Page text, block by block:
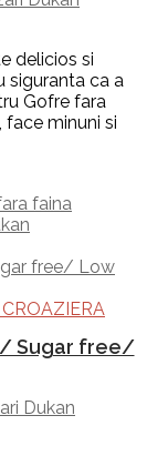
delicios si
siguranta ca a
Gofre fara
face minuni si
faina
Sugar free/
Dukan